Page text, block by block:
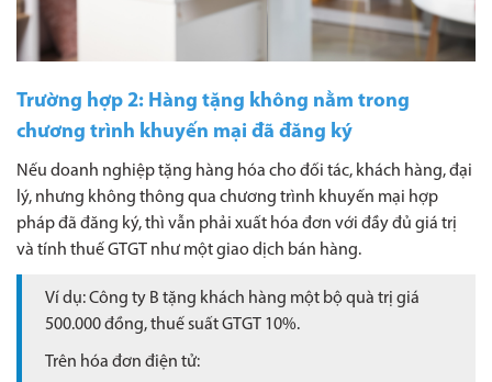
Trường hợp 2: Hàng tặng không nằm trong
chương trình khuyến mại đã đăng ký
Nếu doanh nghiệp tặng hàng hóa cho đối tác, khách hàng, đại
lý, nhưng không thông qua chương trình khuyến mại hợp
pháp đã đăng ký, thì vẫn phải xuất hóa đơn với đầy đủ giá trị
và tính thuế GTGT như một giao dịch bán hàng.
Ví dụ: Công ty B tặng khách hàng một bộ quà trị giá
500.000 đồng, thuế suất GTGT 10%.
Trên hóa đơn điện tử: